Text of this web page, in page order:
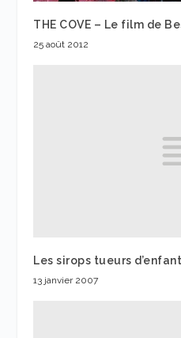
THE COVE – Le film de
25 août 2012
Les sirops tueurs
13 janvier 2007